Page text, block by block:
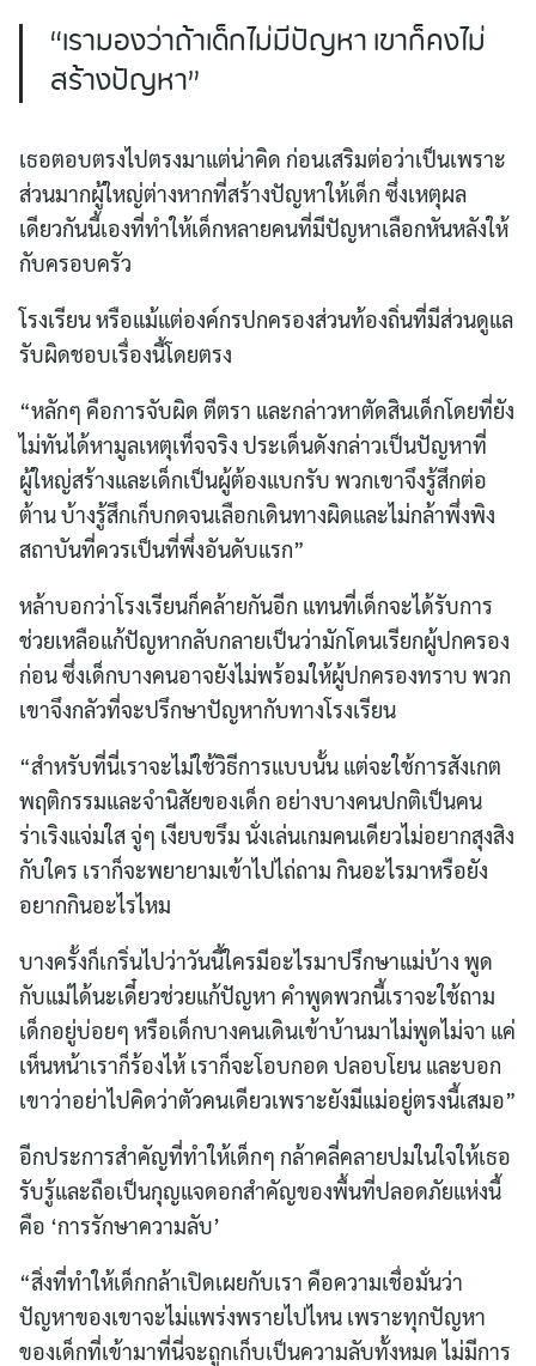
“เรามองว่าถ้าเด็กไม่มีปัญหา เขาก็คงไม่
สร้างปัญหา”
เธอตอบตรงไปตรงมาแต่น่าคิด ก่อนเสริมต่อว่าเป็นเพราะ
ส่วนมากผู้ใหญ่ต่างหากที่สร้างปัญหาให้เด็ก ซึ่งเหตุผล
เดียวกันนี้เองที่ทำให้เด็กหลายคนที่มีปัญหาเลือกหันหลังให้
กับครอบครัว
โรงเรียน หรือแม้แต่องค์กรปกครองส่วนท้องถิ่นที่มีส่วนดูแล
รับผิดชอบเรื่องนี้โดยตรง
“หลักๆ คือการจับผิด ตีตรา และกล่าวหาตัดสินเด็กโดยที่ยัง
ไม่ทันได้หามูลเหตุเท็จจริง ประเด็นดังกล่าวเป็นปัญหาที่
ผู้ใหญ่สร้างและเด็กเป็นผู้ต้องแบกรับ พวกเขาจึงรู้สึกต่อ
ต้าน บ้างรู้สึกเก็บกดจนเลือกเดินทางผิดและไม่กล้าพึ่งพิง
สถาบันที่ควรเป็นที่พึ่งอันดับแรก”
หล้าบอกว่าโรงเรียนก็คล้ายกันอีก แทนที่เด็กจะได้รับการ
ช่วยเหลือแก้ปัญหากลับกลายเป็นว่ามักโดนเรียกผู้ปกครอง
ก่อน ซึ่งเด็กบางคนอาจยังไม่พร้อมให้ผู้ปกครองทราบ พวก
เขาจึงกลัวที่จะปรึกษาปัญหากับทางโรงเรียน
“สำหรับที่นี่เราจะไม่ใช้วิธีการแบบนั้น แต่จะใช้การสังเกต
พฤติกรรมและจำนิสัยของเด็ก อย่างบางคนปกติเป็นคน
ร่าเริงแจ่มใส จู่ๆ เงียบขรึม นั่งเล่นเกมคนเดียวไม่อยากสุงสิง
กับใคร เราก็จะพยายามเข้าไปไถ่ถาม กินอะไรมาหรือยัง
อยากกินอะไรไหม
บางครั้งก็เกริ่นไปว่าวันนี้ใครมีอะไรมาปรึกษาแม่บ้าง พูด
กับแม่ได้นะเดี๋ยวช่วยแก้ปัญหา คำพูดพวกนี้เราจะใช้ถาม
เด็กอยู่บ่อยๆ หรือเด็กบางคนเดินเข้าบ้านมาไม่พูดไม่จา แค่
เห็นหน้าเราก็ร้องไห้ เราก็จะโอบกอด ปลอบโยน และบอก
เขาว่าอย่าไปคิดว่าตัวคนเดียวเพราะยังมีแม่อยู่ตรงนี้เสมอ”
อีกประการสำคัญที่ทำให้เด็กๆ กล้าคลี่คลายปมในใจให้เธอ
รับรู้และถือเป็นกุญแจดอกสำคัญของพื้นที่ปลอดภัยแห่งนี้
คือ ‘การรักษาความลับ’
“สิ่งที่ทำให้เด็กกล้าเปิดเผยกับเรา คือความเชื่อมั่นว่า
ปัญหาของเขาจะไม่แพร่งพรายไปไหน เพราะทุกปัญหา
ของเด็กที่เข้ามาที่นี่จะถูกเก็บเป็นความลับทั้งหมด ไม่มีการ